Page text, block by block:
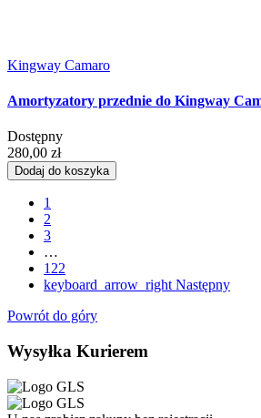
Kingway Camaro
Amortyzatory przednie do Kingway
Dostępny
280,00 zł
Dodaj do koszyka
1
2
3
…
122
keyboard_arrow_right Następny
Powrót do góry
Wysyłka Kurierem